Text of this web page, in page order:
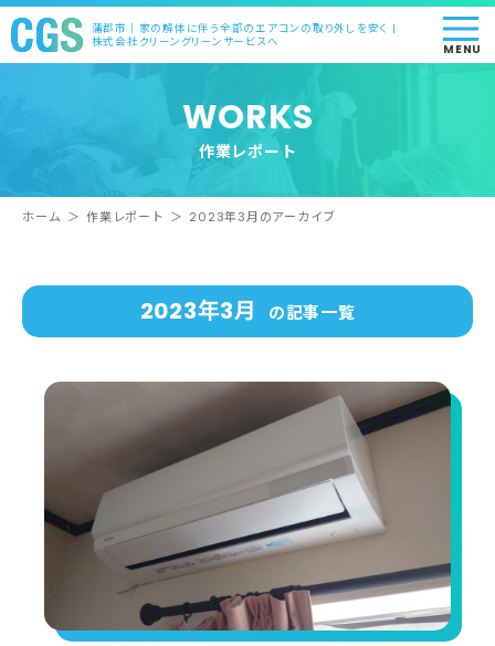
蒲郡市｜家の解体に伴う全部のエアコンの取り外しを安く |
株式会社クリーングリーンサービスへ
MENU
WORKS
作業レポート
ホーム ＞ 作業レポート ＞ 2023年3月のアーカイブ
2023年3月 の記事一覧